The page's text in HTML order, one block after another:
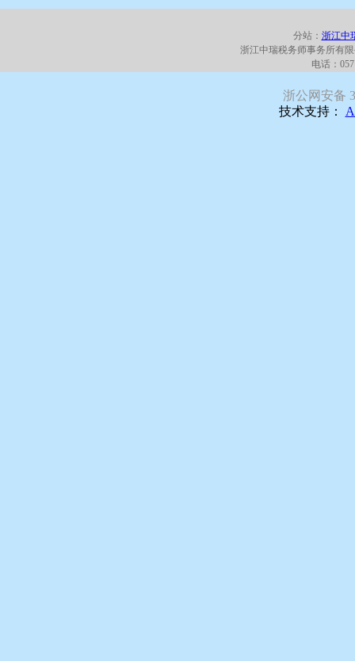
分站： 浙江中
浙江中瑞税务师事务所有
电话：
浙公网安备
技术支持：